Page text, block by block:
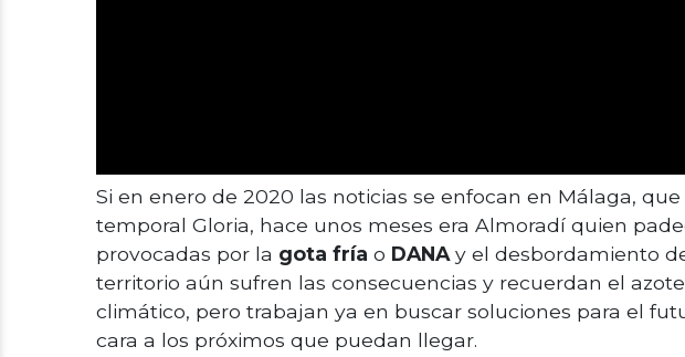
Si en enero de 2020 las noticias se enfocan en Málaga,
temporal Gloria, hace unos meses era Almoradí quien
provocadas por la gota fría o DANA y el desbordamiento
territorio aún sufren las consecuencias y recuerdan el
climático, pero trabajan ya en buscar soluciones para el
cara a los próximos que puedan llegar.